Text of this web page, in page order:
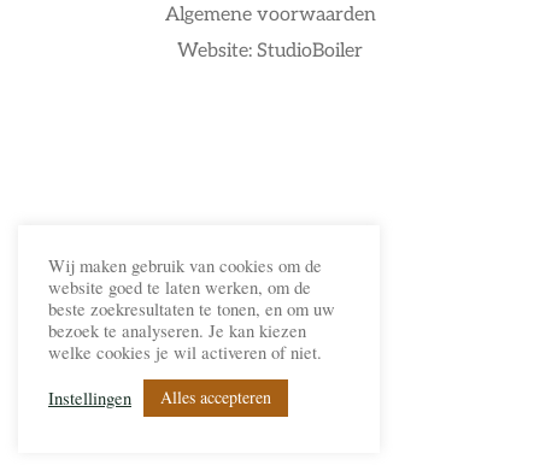
Algemene voorwaarden
Website: StudioBoiler
Wij maken gebruik van cookies om de
website goed te laten werken, om de
beste zoekresultaten te tonen, en om uw
bezoek te analyseren. Je kan kiezen
welke cookies je wil activeren of niet.
Instellingen
Alles accepteren